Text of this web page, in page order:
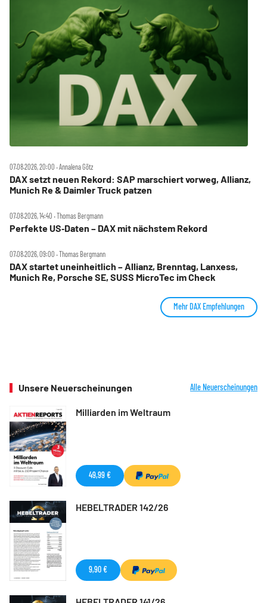
07.08.2026, 20:00 ‧ Annalena Götz
DAX setzt neuen Rekord: SAP marschiert vorweg, Allianz,
Munich Re & Daimler Truck patzen
07.08.2026, 14:40 ‧ Thomas Bergmann
Perfekte US‑Daten – DAX mit nächstem Rekord
07.08.2026, 09:00 ‧ Thomas Bergmann
DAX startet uneinheitlich – Allianz, Brenntag, Lanxess,
Munich Re, Porsche SE, SUSS MicroTec im Check
Mehr DAX Empfehlungen
Unsere Neuerscheinungen Alle Neuerscheinungen
Milliarden im Weltraum
49,99 €
HEBELTRADER 142/26
9,90 €